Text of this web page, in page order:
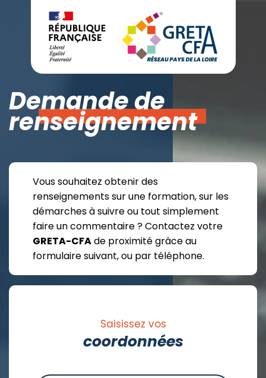
Demande de
renseignement
Vous souhaitez obtenir des
renseignements sur une formation, sur les
démarches à suivre ou tout simplement
faire un commentaire ? Contactez votre
GRETA-CFAde proximité grâce au
formulaire suivant, ou par téléphone.
Saisissez vos
coordonnées